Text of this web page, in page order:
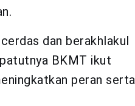
dan berakhlakul
BKMT ikut
peran serta